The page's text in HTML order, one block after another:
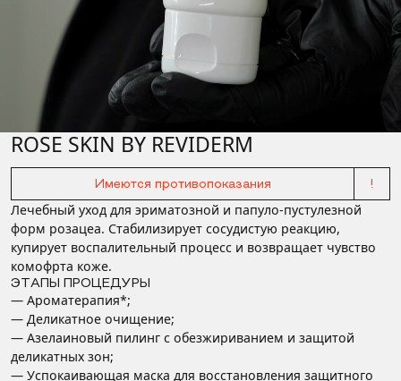
ROSE SKIN BY REVIDERM
Имеются противопоказания !
Лечебный уход для эриматозной и папуло-пустулезной
форм розацеа. Стабилизирует сосудистую реакцию,
купирует воспалительный процесс и возвращает чувство
комофрта коже.
ЭТАПЫ ПРОЦЕДУРЫ
— Ароматерапия*;
— Деликатное очищение;
— Азелаиновый пилинг с обезжириванием и защитой
деликатных зон;
— Успокаивающая маска для восстановления защитного